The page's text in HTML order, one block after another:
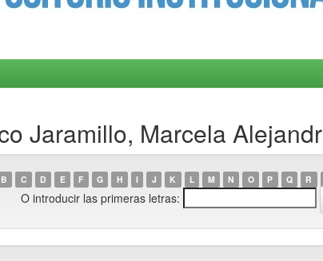
Jaramillo, Marcela
B C D E F G H I J K L M N O P Q R
O introducir las primeras letras: